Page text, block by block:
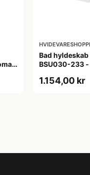
-
Bad hyldeskab
BSU030-233 -
1.154,00 kr